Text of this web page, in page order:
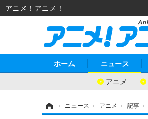
ホーム ニュース
アニメ
› ニュース › アニメ › 記事 ›
アニメ！アニメ！